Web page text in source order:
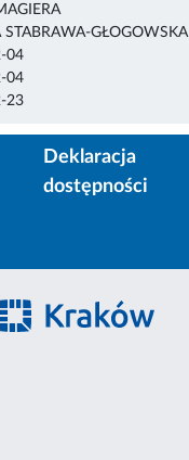
STABRAWA-GŁOGOWSKA
04
04
23
Deklaracja
dostępności